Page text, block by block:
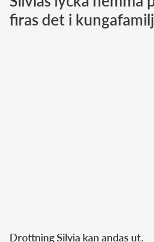
Norska
firas det i
Drottning Silvia kan andas ut.